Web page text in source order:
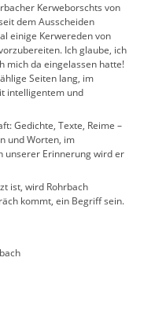
Kerweborschts von
dem Ausscheiden
einige Kerwereden von
Ich glaube, ich
mich da eingelassen hatte!
Seiten lang, im
intelligentem und
Gedichte, Texte, Reime –
und Worten, im
unserer Erinnerung wird er
ist, wird Rohrbach
kommt, ein Begriff sein.